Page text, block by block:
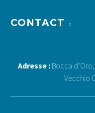
CONTACT
Adresse : Bocca
Vecchio